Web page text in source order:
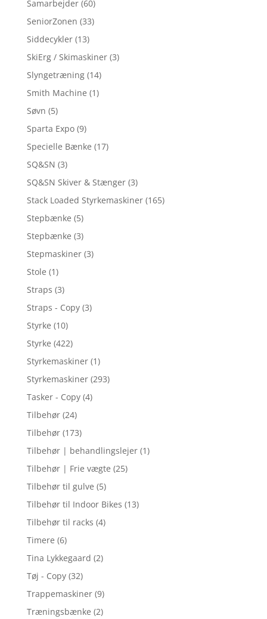
Samarbejder (60)
SeniorZonen (33)
Siddecykler (13)
SkiErg / Skimaskiner (3)
Slyngetræning (14)
Smith Machine (1)
Søvn (5)
Sparta Expo (9)
Specielle Bænke (17)
SQ&SN (3)
SQ&SN Skiver & Stænger (3)
Stack Loaded Styrkemaskiner (165)
Stepbænke (5)
Stepbænke (3)
Stepmaskiner (3)
Stole (1)
Straps (3)
Straps - Copy (3)
Styrke (10)
Styrke (422)
Styrkemaskiner (1)
Styrkemaskiner (293)
Tasker - Copy (4)
Tilbehør (24)
Tilbehør (173)
Tilbehør | behandlingslejer (1)
Tilbehør | Frie vægte (25)
Tilbehør til gulve (5)
Tilbehør til Indoor Bikes (13)
Tilbehør til racks (4)
Timere (6)
Tina Lykkegaard (2)
Tøj - Copy (32)
Trappemaskiner (9)
Træningsbænke (2)